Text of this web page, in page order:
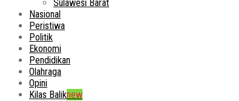
Sulawesi Barat
Nasional
Peristiwa
Politik
Ekonomi
Pendidikan
Olahraga
Opini
Kilas Baliknew